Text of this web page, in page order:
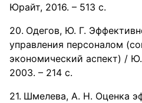
Юрайт, 2016. – 513 с.
Одегов, Ю. Г.
управления персоналом
экономический аспект) /
2003. – 214 с.
Шмелева, А. Н. Оценка